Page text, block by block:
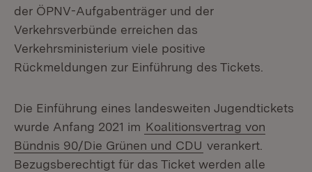
der ÖPNV-Aufgabenträger und der
Verkehrsverbünde erreichen das
Verkehrsministerium viele positive
Rückmeldungen zur Einführung des Tickets.
Die Einführung eines landesweiten Jugendtickets
wurde Anfang 2021 im Koalitionsvertrag von
Bündnis 90/Die Grünen und CDU verankert.
Bezugsberechtigt für das Ticket werden alle